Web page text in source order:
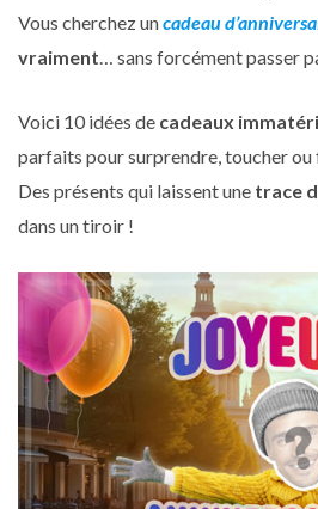
Vous cherchez uncadeau
vraiment… sans forcément passer
Voici 10 idées de cadeaux
parfaits pour surprendre, toucher
Des présents qui laissent une trace
dans un tiroir !